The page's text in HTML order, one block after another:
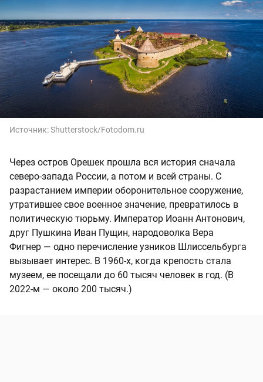
Источник:Shutterstock/Fotodom.ru
Через остров Орешек прошла вся история сначала
северо-запада России, а потом и всей страны. С
разрастанием империи оборонительное сооружение,
утратившее свое военное значение, превратилось в
политическую тюрьму. Император Иоанн Антонович,
друг Пушкина Иван Пущин, народоволка Вера
Фигнер — одно перечисление узников Шлиссельбурга
вызывает интерес. В 1960-х, когда крепость стала
музеем, ее посещали до 60 тысяч человек в год. (В
2022-м — около 200 тысяч.)